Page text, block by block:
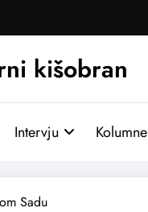
kišobran
Intervju Kolumne
Sadu